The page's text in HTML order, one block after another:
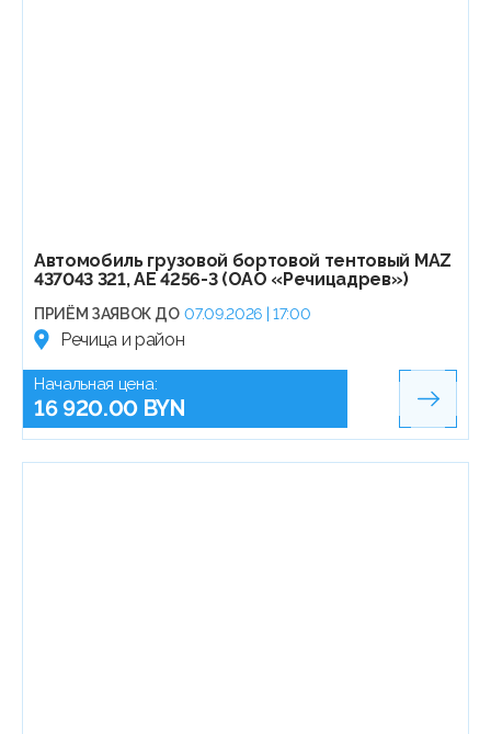
Автомобиль грузовой бортовой тентовый МАZ
437043 321, АЕ 4256-3 (ОАО «Речицадрев»)
ПРИЁМ ЗАЯВОК ДО 07.09.2026 | 17:00
Речица и район
Начальная цена:
16 920.00 BYN